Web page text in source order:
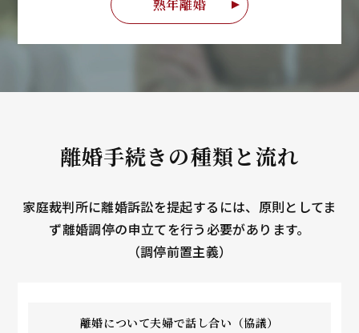
熟年離婚
離婚手続きの種類と流れ
家庭裁判所に離婚訴訟を提起するには、原則としてま
ず離婚調停の申立てを行う必要があります。
（調停前置主義）
離婚について夫婦で話し合い（協議）